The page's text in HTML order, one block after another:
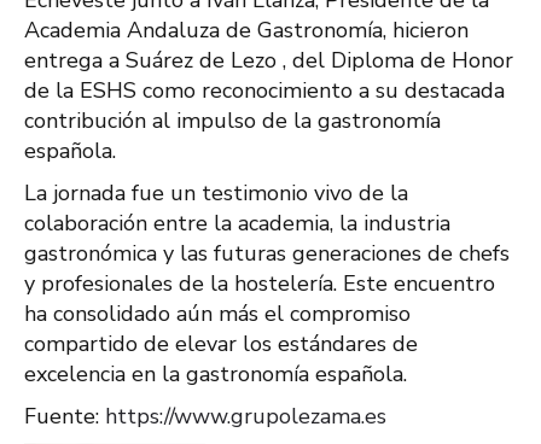
Academia Andaluza de Gastronomía, hicieron
entrega a Suárez de Lezo , del Diploma de Honor
de la ESHS como reconocimiento a su destacada
contribución al impulso de la gastronomía
española.
La jornada fue un testimonio vivo de la
colaboración entre la academia, la industria
gastronómica y las futuras generaciones de chefs
y profesionales de la hostelería. Este encuentro
ha consolidado aún más el compromiso
compartido de elevar los estándares de
excelencia en la gastronomía española.
Fuente: https://www.grupolezama.es